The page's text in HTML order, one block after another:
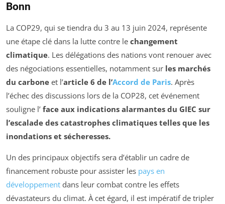
Bonn
La COP29, qui se tiendra du 3 au 13 juin 2024, représente
une étape clé dans la lutte contre le changement
climatique. Les délégations des nations vont renouer avec
des négociations essentielles, notamment sur les marchés
du carbone et l’article 6 de l’Accord de Paris. Après
l’échec des discussions lors de la COP28, cet événement
souligne l’ face aux indications alarmantes du GIEC sur
l’escalade des catastrophes climatiques telles que les
inondations et sécheresses.
Un des principaux objectifs sera d’établir un cadre de
financement robuste pour assister les pays en
développement dans leur combat contre les effets
dévastateurs du climat. À cet égard, il est impératif de tripler